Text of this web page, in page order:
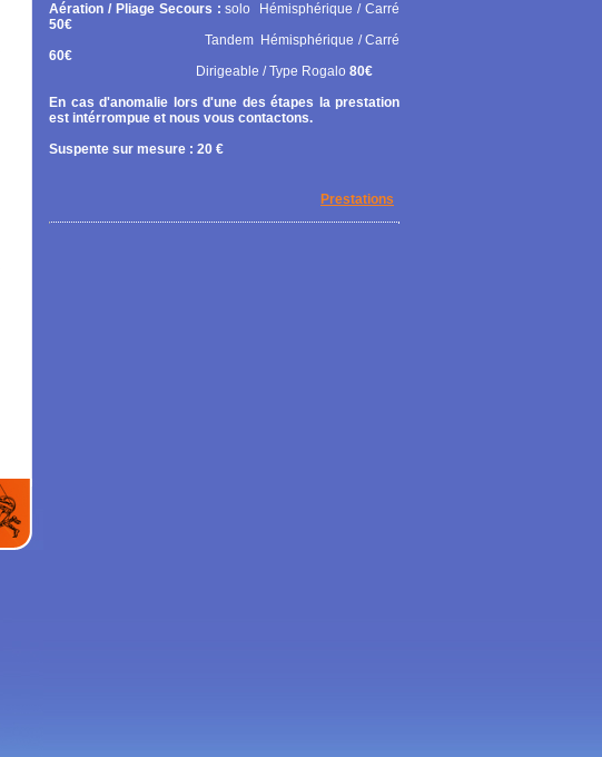
Aération / Pliage Secours :solo
Hémisphérique / Carré
50€
Tandem Hémisphérique / Carré
60€
Dirigeable / Type Rogalo 80€
En cas d'anomalie lors d'une des étapes la prestation
est intérrompue et nous vous contactons.
Suspente sur mesure : 20 €
Prestations